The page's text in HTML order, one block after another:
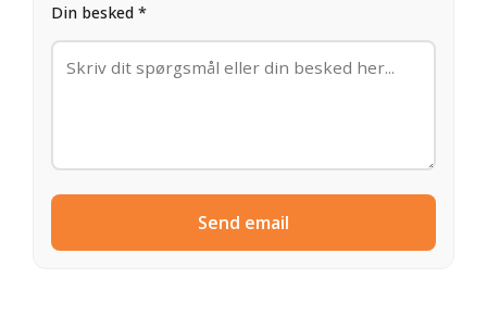
Din besked *
Send email